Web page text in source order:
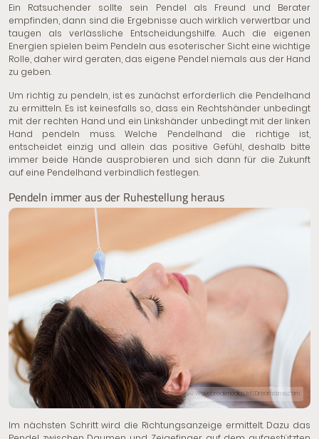
Ein Ratsuchender sollte sein Pendel als Freund und Berater
empfinden, dann sind die Ergebnisse auch wirklich verwertbar und
taugen als verlässliche Entscheidungshilfe. Auch die eigenen
Energien spielen beim Pendeln aus esoterischer Sicht eine wichtige
Rolle, daher wird geraten, das eigene Pendel niemals aus der Hand
zu geben.
Um richtig zu pendeln, ist es zunächst erforderlich die Pendelhand
zu ermitteln. Es ist keinesfalls so, dass ein Rechtshänder unbedingt
mit der rechten Hand und ein Linkshänder unbedingt mit der linken
Hand pendeln muss. Welche Pendelhand die richtige ist,
entscheidet einzig und allein das positive Gefühl, deshalb bitte
immer beide Hände ausprobieren und sich dann für die Zukunft
auf eine Pendelhand verbindlich festlegen.
Pendeln immer aus der Ruhestellung heraus
© Wavebreakmedia Ltd | Dreamstime.com
Im nächsten Schritt wird die Richtungsanzeige ermittelt. Dazu das